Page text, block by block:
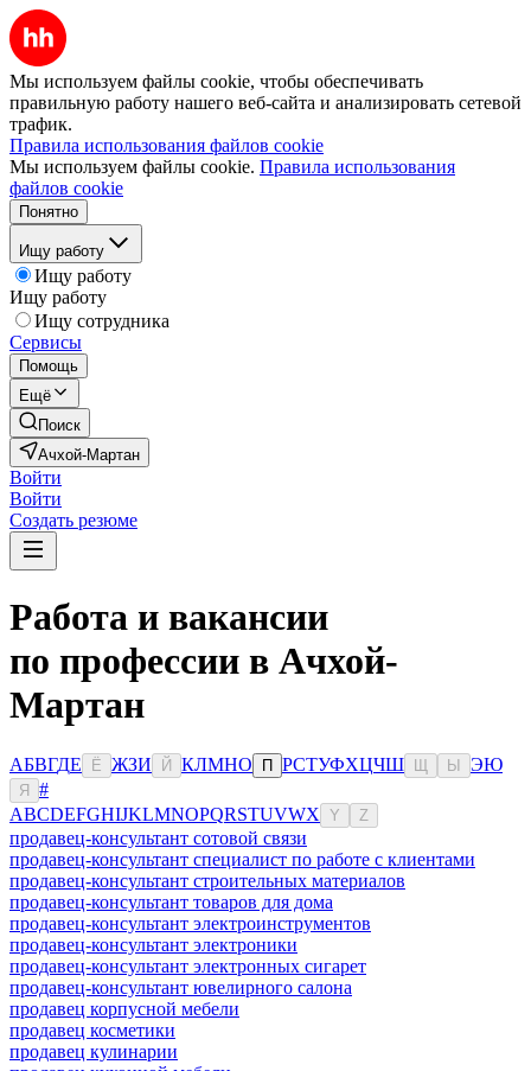
Мы используем файлы cookie, чтобы обеспечивать
правильную работу нашего веб-сайта и анализировать сетевой
трафик.
Правила использования файлов cookie
Мы используем файлы cookie. Правила использования
файлов cookie
Понятно
Ищу работу
Ищу работу
Ищу работу
Ищу сотрудника
Сервисы
Помощь
Ещё
Поиск
Ачхой-Мартан
Войти
Войти
Создать резюме
Работа и вакансии
по профессии в Ачхой-
Мартан
АБВГДЕ Ё ЖЗИ Й КЛМНО П РСТУФХЦЧШ Ы ЭЮ
Я
#
ABCDEFGHIJKLMNOPQRSTUVWX Y Z
продавец-консультант сотовой связи
продавец-консультант специалист по работе с клиентами
продавец-консультант строительных материалов
продавец-консультант товаров для дома
продавец-консультант электроинструментов
продавец-консультант электроники
продавец-консультант электронных сигарет
продавец-консультант ювелирного салона
продавец корпусной мебели
продавец косметики
продавец кулинарии